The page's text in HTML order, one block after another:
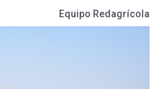
Equipo Redagrícola